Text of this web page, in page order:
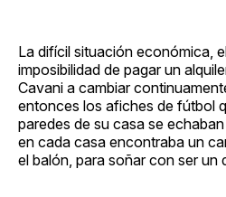
La difícil situación económica,
imposibilidad de pagar un
Cavani a cambiar
entonces los afiches de fútbol
paredes de su casa se
en cada casa encontraba un
el balón, para soñar con ser un